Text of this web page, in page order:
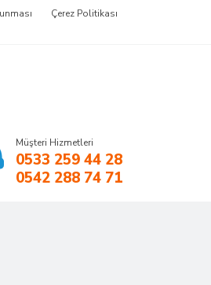
Çerez Politikası
Müşteri Hizmetleri
0533 259 44 28
0542 288 74 71